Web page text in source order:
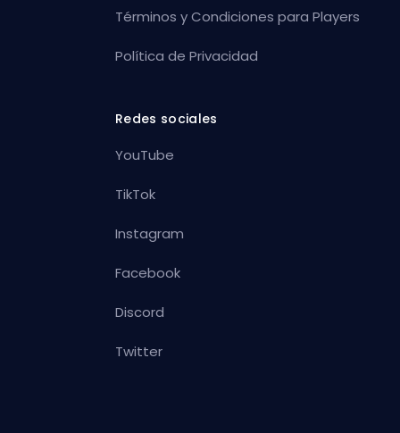
Términos y Condiciones para Players
Política de Privacidad
Redes sociales
YouTube
TikTok
Instagram
Facebook
Discord
Twitter